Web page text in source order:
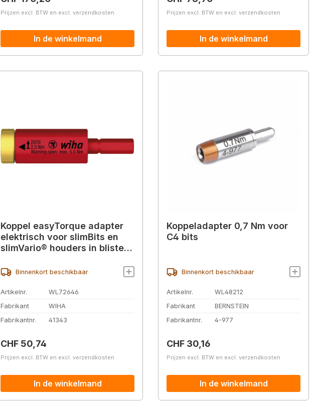
Prijzen excl. BTW en excl. verzendkosten
In de winkelmand
Prijzen excl. BTW en excl. verzendkosten
In de winkelmand
Koppel easyTorque adapter
elektrisch voor slimBits en
slimVario® houders in blister
Binnenkort beschikbaar
Artikelnr.
WL72646
Fabrikant
WIHA
Fabrikantnr.
41343
Normale prijs:
CHF 50,74
Prijzen excl. BTW en excl. verzendkosten
In de winkelmand
Koppeladapter 0,7 Nm voor
C4 bits
Binnenkort beschikbaar
Artikelnr.
WL48212
Fabrikant
BERNSTEIN
Fabrikantnr.
4-977
Normale prijs:
CHF 30,16
Prijzen excl. BTW en excl. verzendkosten
In de winkelmand